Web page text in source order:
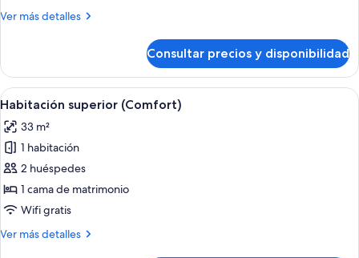
Ver más detalles
Más
superior
Consultar precios y disponibilidad
Abrir
todas
las
fotos
de
Habitación
superior
Ropa de cama de alta calidad,
15
Habitación superior (Comfort)
33 m²
1 habitación
2 huéspedes
1 cama de matrimonio
Wifi gratis
Ver más detalles
Más